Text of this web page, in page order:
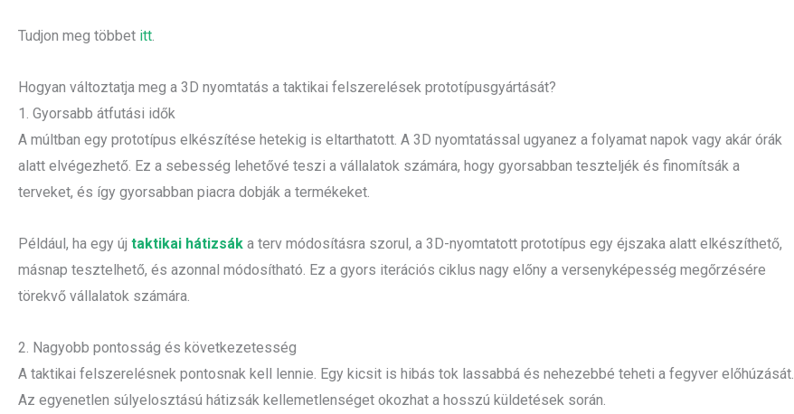
Tudjon meg többet itt.
Hogyan változtatja meg a 3D nyomtatás a taktikai felszerelések prototípusgyártását?
1. Gyorsabb átfutási idők
A múltban egy prototípus elkészítése hetekig is eltarthatott. A 3D nyomtatással ugyanez a folyamat napok vagy akár órák
alatt elvégezhető. Ez a sebesség lehetővé teszi a vállalatok számára, hogy gyorsabban teszteljék és finomítsák a
terveket, és így gyorsabban piacra dobják a termékeket.
Például, ha egy új taktikai hátizsák a terv módosításra szorul, a 3D-nyomtatott prototípus egy éjszaka alatt elkészíthető,
másnap tesztelhető, és azonnal módosítható. Ez a gyors iterációs ciklus nagy előny a versenyképesség megőrzésére
törekvő vállalatok számára.
2. Nagyobb pontosság és következetesség
A taktikai felszerelésnek pontosnak kell lennie. Egy kicsit is hibás tok lassabbá és nehezebbé teheti a fegyver előhúzását.
Az egyenetlen súlyelosztású hátizsák kellemetlenséget okozhat a hosszú küldetések során.